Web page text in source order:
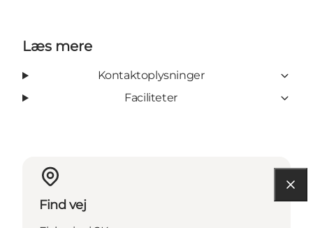
Læs mere
Kontaktoplysninger
Faciliteter
Find vej